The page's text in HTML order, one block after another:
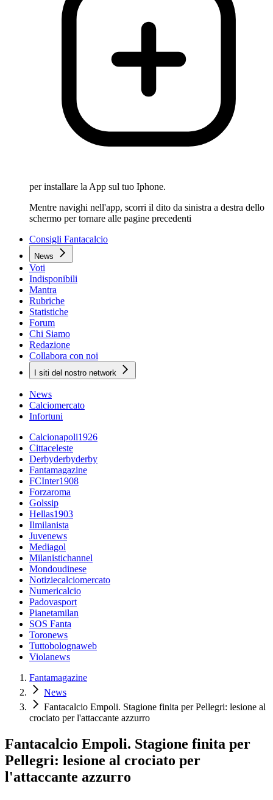
per installare la App sul tuo Iphone.
Mentre navighi nell'app, scorri il dito da sinistra a destra dello
schermo per tornare alle pagine precedenti
Consigli Fantacalcio
News
Voti
Indisponibili
Mantra
Rubriche
Statistiche
Forum
Chi Siamo
Redazione
Collabora con noi
I siti del nostro network
News
Calciomercato
Infortuni
Calcionapoli1926
Cittaceleste
Derbyderbyderby
Fantamagazine
FCInter1908
Forzaroma
Golssip
Hellas1903
Ilmilanista
Juvenews
Mediagol
Milanistichannel
Mondoudinese
Notiziecalciomercato
Numericalcio
Padovasport
Pianetamilan
SOS Fanta
Toronews
Tuttobolognaweb
Violanews
Fantamagazine
News
Fantacalcio Empoli. Stagione finita per Pellegri: lesione al
crociato per l'attaccante azzurro
Fantacalcio Empoli. Stagione finita per
Pellegri: lesione al crociato per
l'attaccante azzurro